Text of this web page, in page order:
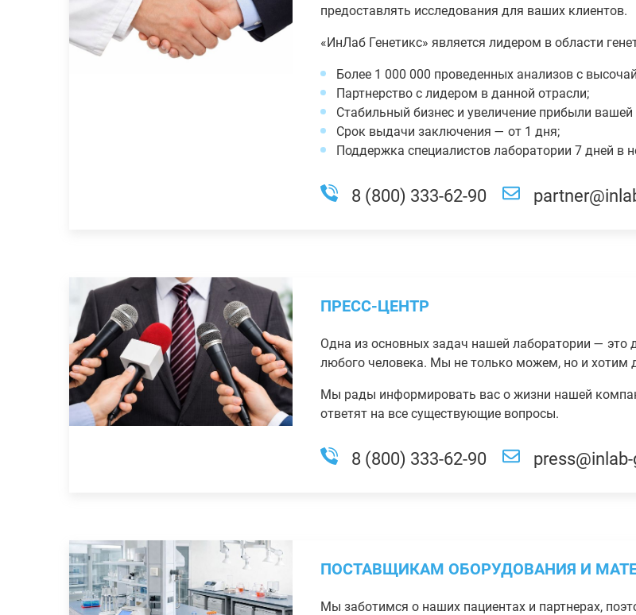
предоставлять исследования для ваших клиентов.
«ИнЛаб Генетикс» является лидером в области
Более 1 000 000 проведенных анализов с
Партнерство с лидером в данной отрасли;
Стабильный бизнес и увеличение прибыли
Срок выдачи заключения — от 1 дня;
Поддержка специалистов лаборатории 7 дней в
8 (800) 333-62-90
ПРЕСС-ЦЕНТР
Одна из основных задач нашей лаборатории — это
любого человека. Мы не только можем, но и хотим
Мы рады информировать вас о жизни нашей
ответят на все существующие вопросы.
8 (800) 333-62-90
ПОСТАВЩИКАМ ОБОРУДОВАНИЯ И
Мы заботимся о наших пациентах и партнерах,